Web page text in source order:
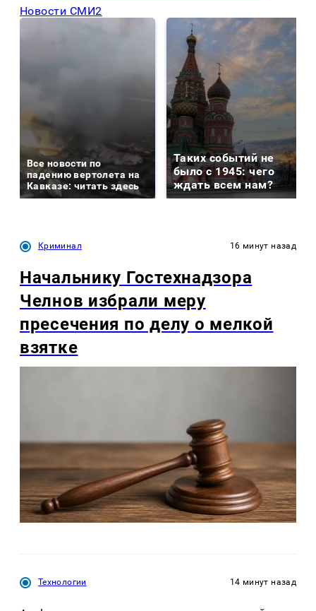
Новости СМИ2
Все новости по
падению вертолета на
Кавказе: читать здесь
Таких событий не
было с 1945: чего
ждать всем нам?
Криминал 16 минут назад
Начальнику Гостехнадзора
Челнов избрали меру
пресечения по делу о мелкой
взятке
Технологии 14 минут назад